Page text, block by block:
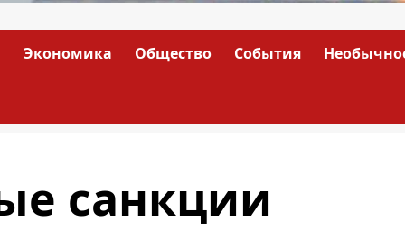
Экономика Общество События
санкции